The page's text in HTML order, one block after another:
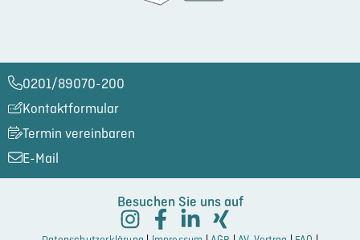
0201/89070-200​
Kontaktformular
Termin vereinbaren
E-Mail
Besuchen Sie uns auf